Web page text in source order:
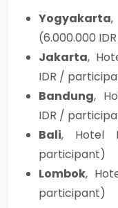
Yogyakarta
(6.000.000
Jakarta,
IDR /
Bandung,
IDR /
Bali, Hotel
participant)
Lombok,
participant)